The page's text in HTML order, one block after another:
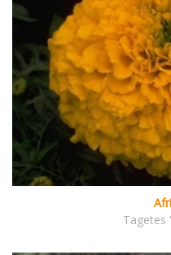
Tagetes